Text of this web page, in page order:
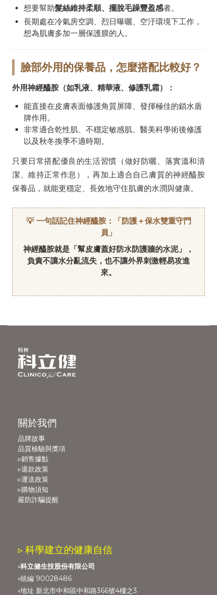
想要幫助髮絲維持柔順、擺脫毛躁豐盈感者。
長期處在冷氣房空調、烈日曝曬、空汙環境下工作，
想為肌膚多加一層保護膜的人。
臉部外用的保養品，怎麼搭配比較好？
外用神經醯胺（如乳液、精華液、修護乳霜）：
能直接在皮膚表面修護角質屏障、發揮極佳的鎖水盾
牌作用。
非常適合乾性肌、不穩定敏感肌、醫美科學術後修護
以及秋冬換季不適時期。
只要日常搭配優良的生活習慣（做好防曬、落實溫和清
潔、維持正常作息），再加上適合自己膚質的神經醯胺
保養品，就能更穩定、長效地守住肌膚的水潤與健康。
💡 一句話記住神經醯胺：「防護＋保水雙重守門
員」
神經醯胺就是「幫皮膚蓋好防水防護牆的水泥」，
負責不讓水分亂流失，也不讓外界刺激輕易攻進
來。
關於我們
品牌故事
品質檢驗與獎項
▹銷售據點
▹退款政策
▹運送政策
▹購物須知
嚴防詐騙提醒
▹ 科學建立的健康自信
▫️科立健生技股份有限公司
▫️統編 90028486
▫️地址 新北市中和區中和路366號4樓之3